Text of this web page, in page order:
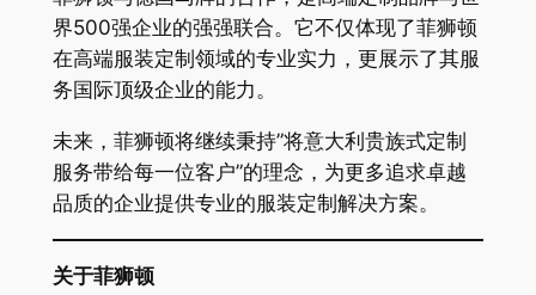
界500强企业的强强联合。它不仅体现了菲狮顿
在高端服装定制领域的专业实力，更展示了其服
务国际顶级企业的能力。
未来，菲狮顿将继续秉持”将意大利贵族式定制
服务带给每一位客户”的理念，为更多追求卓越
品质的企业提供专业的服装定制解决方案。
关于菲狮顿